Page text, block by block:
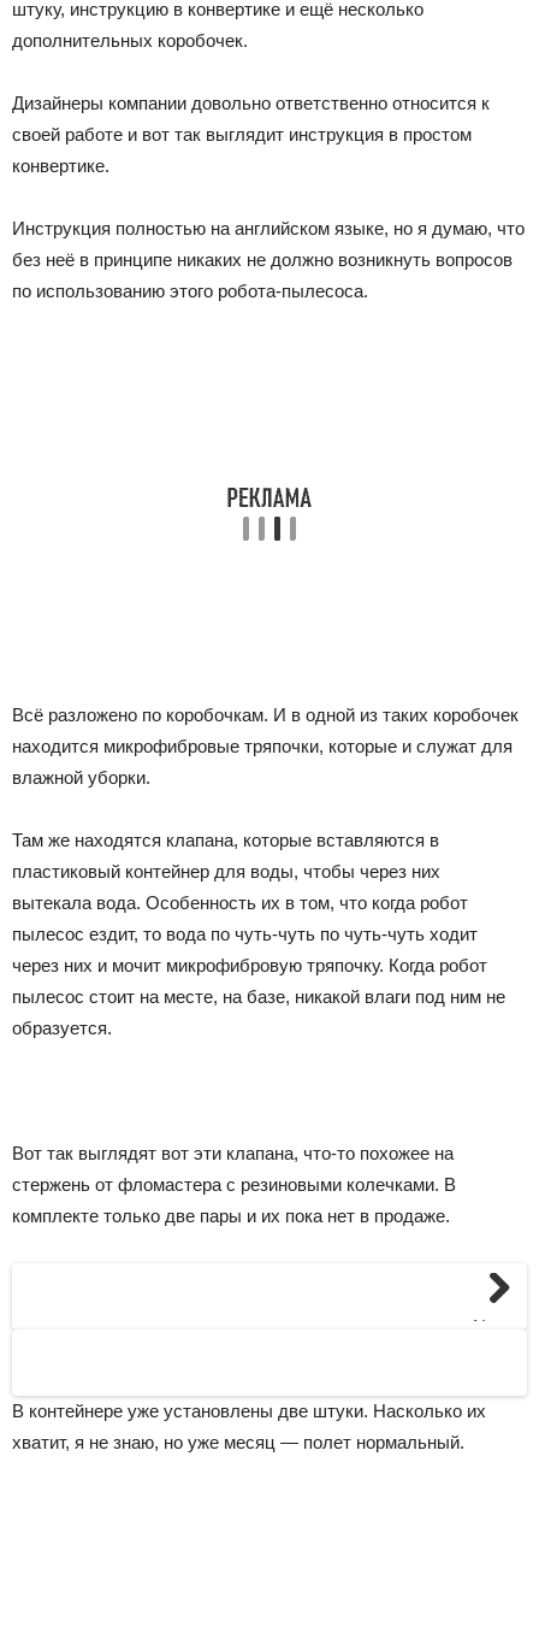
штуку, инструкцию в конвертике и ещё несколько
дополнительных коробочек.
Дизайнеры компании довольно ответственно относится к
своей работе и вот так выглядит инструкция в простом
конвертике.
Инструкция полностью на английском языке, но я думаю, что
без неё в принципе никаких не должно возникнуть вопросов
по использованию этого робота-пылесоса.
Всё разложено по коробочкам. И в одной из таких коробочек
находится микрофибровые тряпочки, которые и служат для
влажной уборки.
Там же находятся клапана, которые вставляются в
пластиковый контейнер для воды, чтобы через них
вытекала вода. Особенность их в том, что когда робот
пылесос ездит, то вода по чуть-чуть по чуть-чуть ходит
через них и мочит микрофибровую тряпочку. Когда робот
пылесос стоит на месте, на базе, никакой влаги под ним не
образуется.
Вот так выглядят вот эти клапана, что-то похожее на
стержень от фломастера с резиновыми колечками. В
комплекте только две пары и их пока нет в продаже.
Next
В контейнере уже установлены две штуки. Насколько их
хватит, я не знаю, но уже месяц — полет нормальный.